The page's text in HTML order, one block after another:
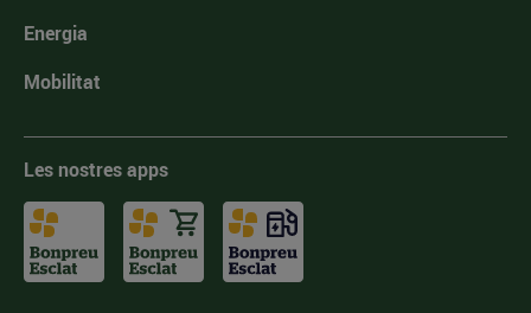
Energia
Mobilitat
Les nostres apps